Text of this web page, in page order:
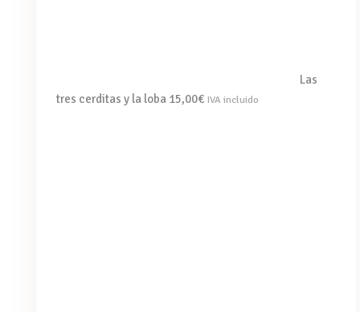
Las
tres cerditas y la loba 15,00€ IVA incluido